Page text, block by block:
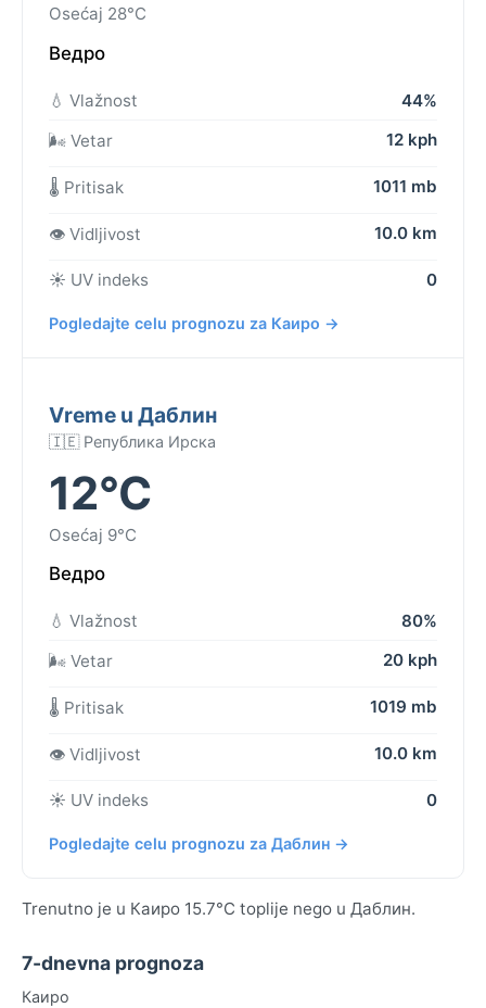
Osećaj 28°C
Ведро
💧 Vlažnost
44%
🌬️ Vetar
12 kph
🌡️ Pritisak 1011 mb
👁️ Vidljivost 10.0 km
☀️ UV indeks 0
Pogledajte celu prognozu za Каиро →
Vreme u Даблин
🇮🇪 Република Ирска
12°C
Osećaj 9°C
Ведро
💧 Vlažnost
80%
🌬️ Vetar
20 kph
🌡️ Pritisak 1019 mb
👁️ Vidljivost 10.0 km
☀️ UV indeks 0
Pogledajte celu prognozu za Даблин →
Trenutno je u Каиро 15.7°C toplije nego u Даблин.
7-dnevna prognoza
Каиро